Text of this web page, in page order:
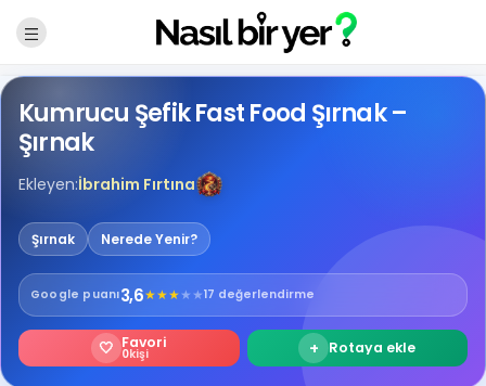
Kumrucu Şefik Fast Food Şırnak –
Şırnak
Ekleyen:İbrahim Fırtına
Şırnak Nerede Yenir?
Google puanı3,6★★★★★17 değerlendirme
🤍 Favori
0kişi + Rotaya ekle